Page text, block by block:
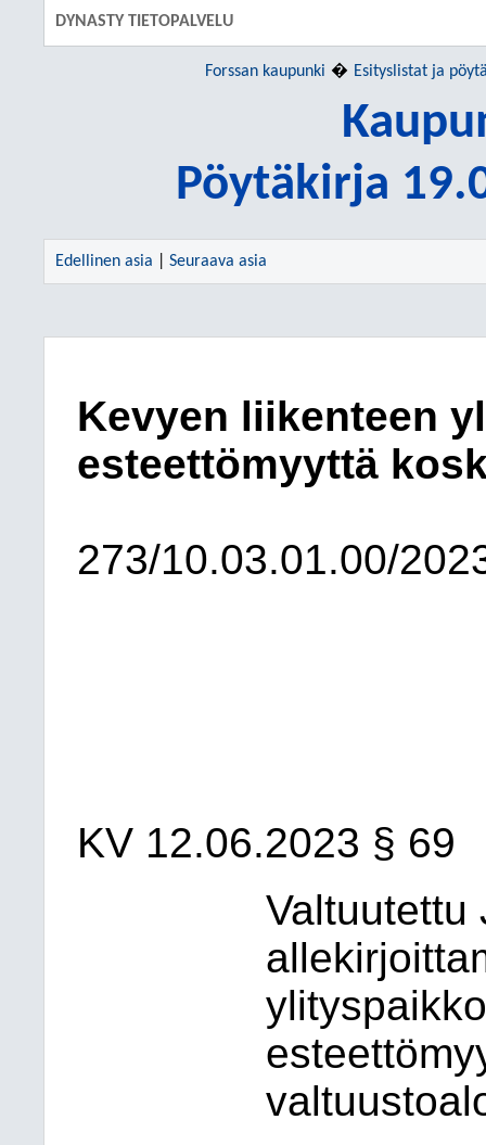
DYNASTY TIETOPALVELU
Forssan kaupunki Esityslistat ja
Pöytäkirja
Edellinen asia Seuraava asia
Kevyen liikenteen
esteettömyyttä
273/10.03.01.00/
KV 12.06.2023 § 69
Valtuutettu